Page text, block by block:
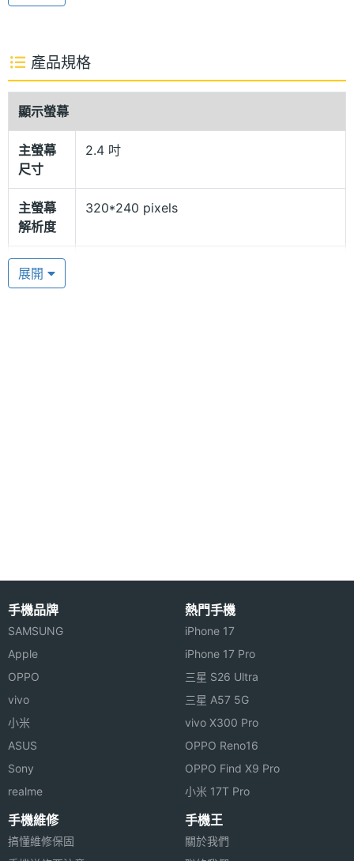
CG1105 配備 2.4 吋、320 x 240pixels 解析度的 26
白、黑兩種機身顏色款式供用戶選擇。
CDMA + GSM 雙卡雙待雙模
K-Touch CG1105為 CDMA + GSM 雙卡雙待雙模手
機，內建 128MB RAM / 64MB ROM 記憶體組合，支
援 CDMA 800、GSM 1800、GSM 900 的頻率系統，
內部的萬能 SIM 卡槽，可以隨時切換 GSM 連結和
CDMA 網路，是專門為台商定制的商用手機，輕鬆兼
顧商務人士的生活與工作。
K-Touch CG1105 功能特色
◎ CDMA + GSM 雙卡雙待雙模機
◎ 2.4 吋、320 x 240pixels 解析度的 26 萬色 TFT
彩色主螢幕
◎ 內建 128MB RAM / 64MB ROM 記憶體組合
◎ 支援鬧鐘、計算機、FM 收音機
◎ 1,000mAh 的電池，可以連續通話 7 小時，最長待
機時間為 5 天
產品規格
顯示螢幕
主螢幕
尺寸
2.4 吋
主螢幕
解析度
320*240 pixels
主螢幕
材質
機時間
機體規格
機身長
度
機身寬
度
展開
手機品牌
SAMSUNG
Apple
OPPO
vivo
小米
ASUS
Sony
realme
熱門手機
iPhone 17
iPhone 17 Pro
三星 S26 Ultra
三星 A57 5G
vivo X300 Pro
OPPO Reno16
OPPO Find X9 Pro
小米 17T Pro
手機維修
搞懂維修保固
手機王
關於我們